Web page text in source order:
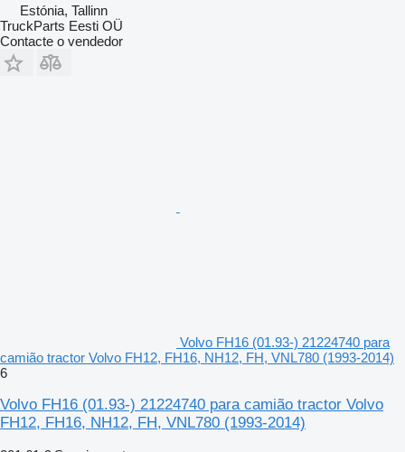
Estónia, Tallinn
TruckParts Eesti OÜ
Contacte o vendedor
Volvo FH16 (01.93-) 21224740 para
camião tractor Volvo FH12, FH16, NH12, FH, VNL780 (1993-2014)
6
Volvo FH16 (01.93-) 21224740 para camião tractor Volvo
FH12, FH16, NH12, FH, VNL780 (1993-2014)